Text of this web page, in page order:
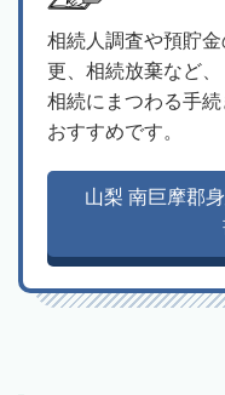
相続人調査や預貯
更、相続放棄など、
相続にまつわる手
おすすめです。
山梨 南巨摩郡